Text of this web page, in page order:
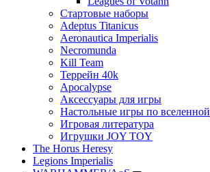
Стартовые наборы
Adeptus Titanicus
Aeronautica Imperialis
Necromunda
Kill Team
Террейн 40k
Apocalypse
Аксессуары для игры
Настольные игры по вселенной
Игровая литература
Игрушки JOY TOY
The Horus Heresy
Legions Imperialis